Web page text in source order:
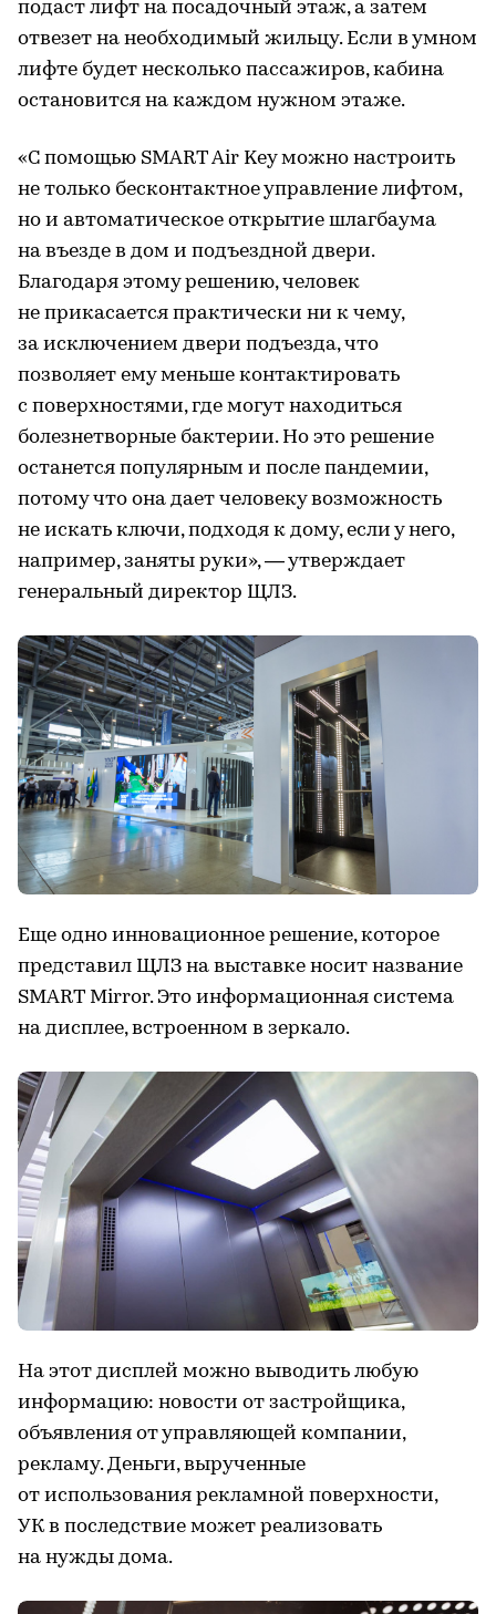
подаст лифт на посадочный этаж, а затем
отвезет на необходимый жильцу. Если в умном
лифте будет несколько пассажиров, кабина
остановится на каждом нужном этаже.
«С помощью SMART Air Key можно настроить
не только бесконтактное управление лифтом,
но и автоматическое открытие шлагбаума
на въезде в дом и подъездной двери.
Благодаря этому решению, человек
не прикасается практически ни к чему,
за исключением двери подъезда, что
позволяет ему меньше контактировать
с поверхностями, где могут находиться
болезнетворные бактерии. Но это решение
останется популярным и после пандемии,
потому что она дает человеку возможность
не искать ключи, подходя к дому, если у него,
например, заняты руки», — утверждает
генеральный директор ЩЛЗ.
Еще одно инновационное решение, которое
представил ЩЛЗ на выставке носит название
SMART Mirror. Это информационная система
на дисплее, встроенном в зеркало.
На этот дисплей можно выводить любую
информацию: новости от застройщика,
объявления от управляющей компании,
рекламу. Деньги, вырученные
от использования рекламной поверхности,
УК в последствие может реализовать
на нужды дома.